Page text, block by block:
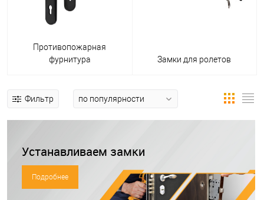
Противопожарная
фурнитура
Замки для ролетов
Фильтр
Устанавливаем замки
Подробнее